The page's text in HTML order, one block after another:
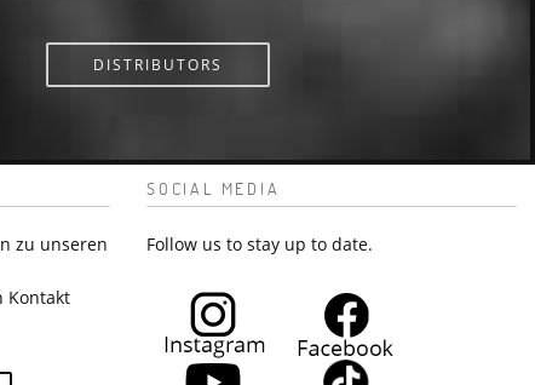
DISTRIBUTORS
zu unseren
Kontakt
SOCIAL MEDIA
Follow us to stay up to date.